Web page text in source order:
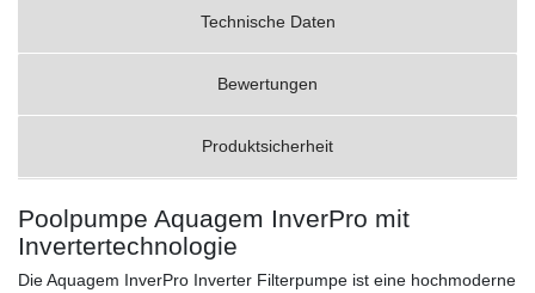
Technische Daten
Bewertungen
Produktsicherheit
Poolpumpe Aquagem InverPro mit
Invertertechnologie
Die Aquagem InverPro Inverter Filterpumpe ist eine hochmoderne